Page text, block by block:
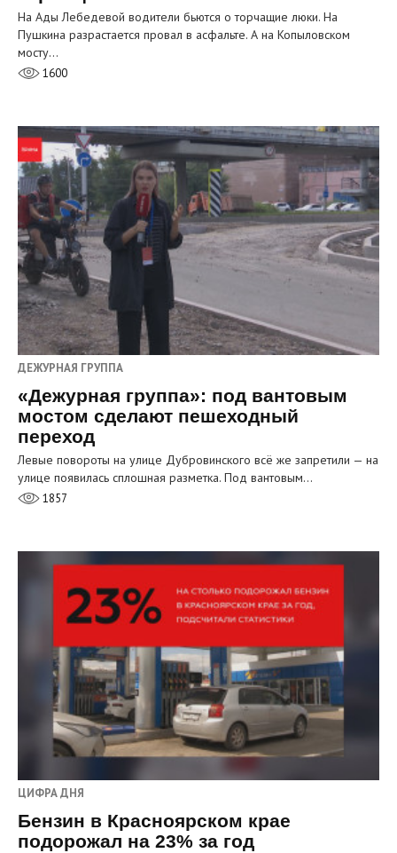
На Ады Лебедевой водители бьются о торчащие люки. На
Пушкина разрастается провал в асфальте. А на Копыловском
мосту…
1600
ДЕЖУРНАЯ ГРУППА
«Дежурная группа»: под вантовым
мостом сделают пешеходный
переход
Левые повороты на улице Дубровинского всё же запретили — на
улице появилась сплошная разметка. Под вантовым…
1857
ЦИФРА ДНЯ
Бензин в Красноярском крае
подорожал на 23% за год